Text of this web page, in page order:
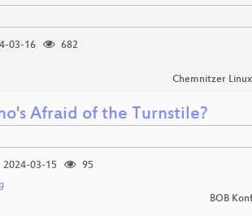
03-16
682
Chemnitzer
Afraid of the Turnstile?
2024-03-15
95
BOB